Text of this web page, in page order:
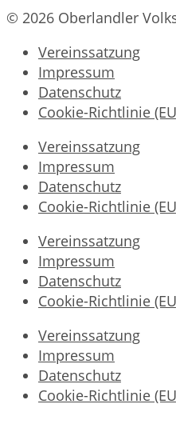
© 2026 Oberlandler
Vereinssatzung
Impressum
Datenschutz
Cookie-Richtlinie
Vereinssatzung
Impressum
Datenschutz
Cookie-Richtlinie
Vereinssatzung
Impressum
Datenschutz
Cookie-Richtlinie
Vereinssatzung
Impressum
Datenschutz
Cookie-Richtlinie